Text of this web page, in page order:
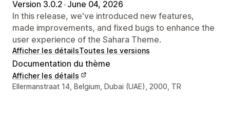
Version 3.0.2•June 04, 2026
In this release, we've introduced new features,
made improvements, and fixed bugs to enhance the
user experience of the Sahara Theme.
Afficher les détailsToutes les versions
Documentation du thème
Afficher les détails
Coordonnées du concepteur
Ellermanstraat 14, Belgium, Dubai (UAE), 2000, TR